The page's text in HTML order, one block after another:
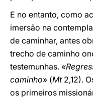
E no entanto, como
imersão na
de caminhar, antes
trecho de caminho
testemunhas.
caminho» (Mt2,12).
os primeiros